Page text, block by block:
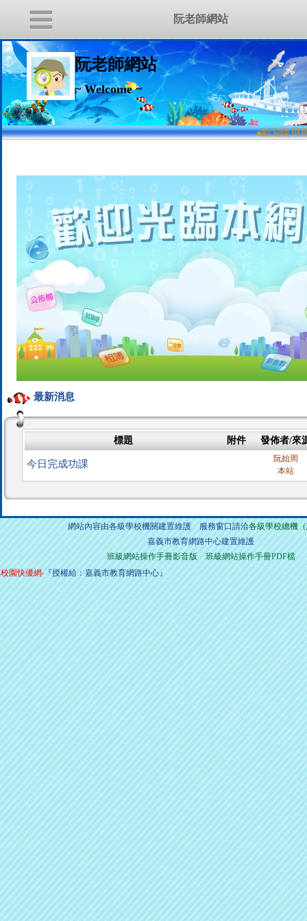
阮老師網站
~ Welcome ~
●歡迎使用跑
:::
最新消息
標題 附件 發佈者/來
今日完成功課
阮始周
本站
網站內容由各級學校機關建置維護 服務窗口請洽各級學校總機
嘉義市教育網路中心建置維護
班級網站操作手冊影音版
班級網站操作手冊PDF檔
校園快優網‧『授權給：嘉義市教育網路中心』
阮老師網站